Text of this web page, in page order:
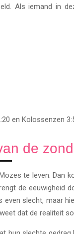
Als iemand in
en Kolossenzen
de
te leven. Dan
de eeuwigheid
slecht, maar
dat de realiteit